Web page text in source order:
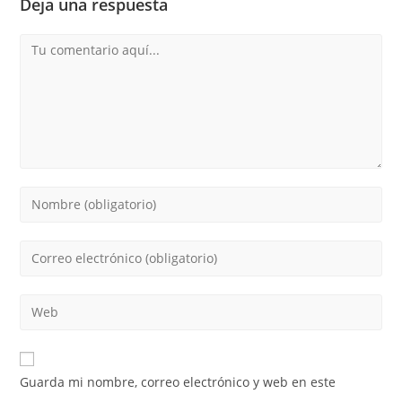
Comentario
Introduce
de
para
comentar
Introduce
de
electrónico
para
Introduce
URL
de
Guarda mi nombre, correo electrónico y web en este